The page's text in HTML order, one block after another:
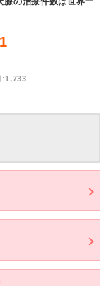
:1,733